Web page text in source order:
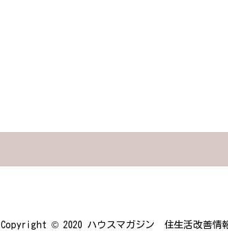
Copyright © 2020 ハウスマガジン 住生活改善